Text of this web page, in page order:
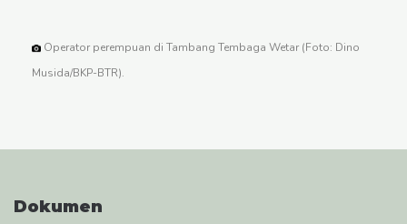
Operator perempuan di Tambang Tembaga Wetar (Foto: Dino
Musida/BKP-BTR).
Dokumen